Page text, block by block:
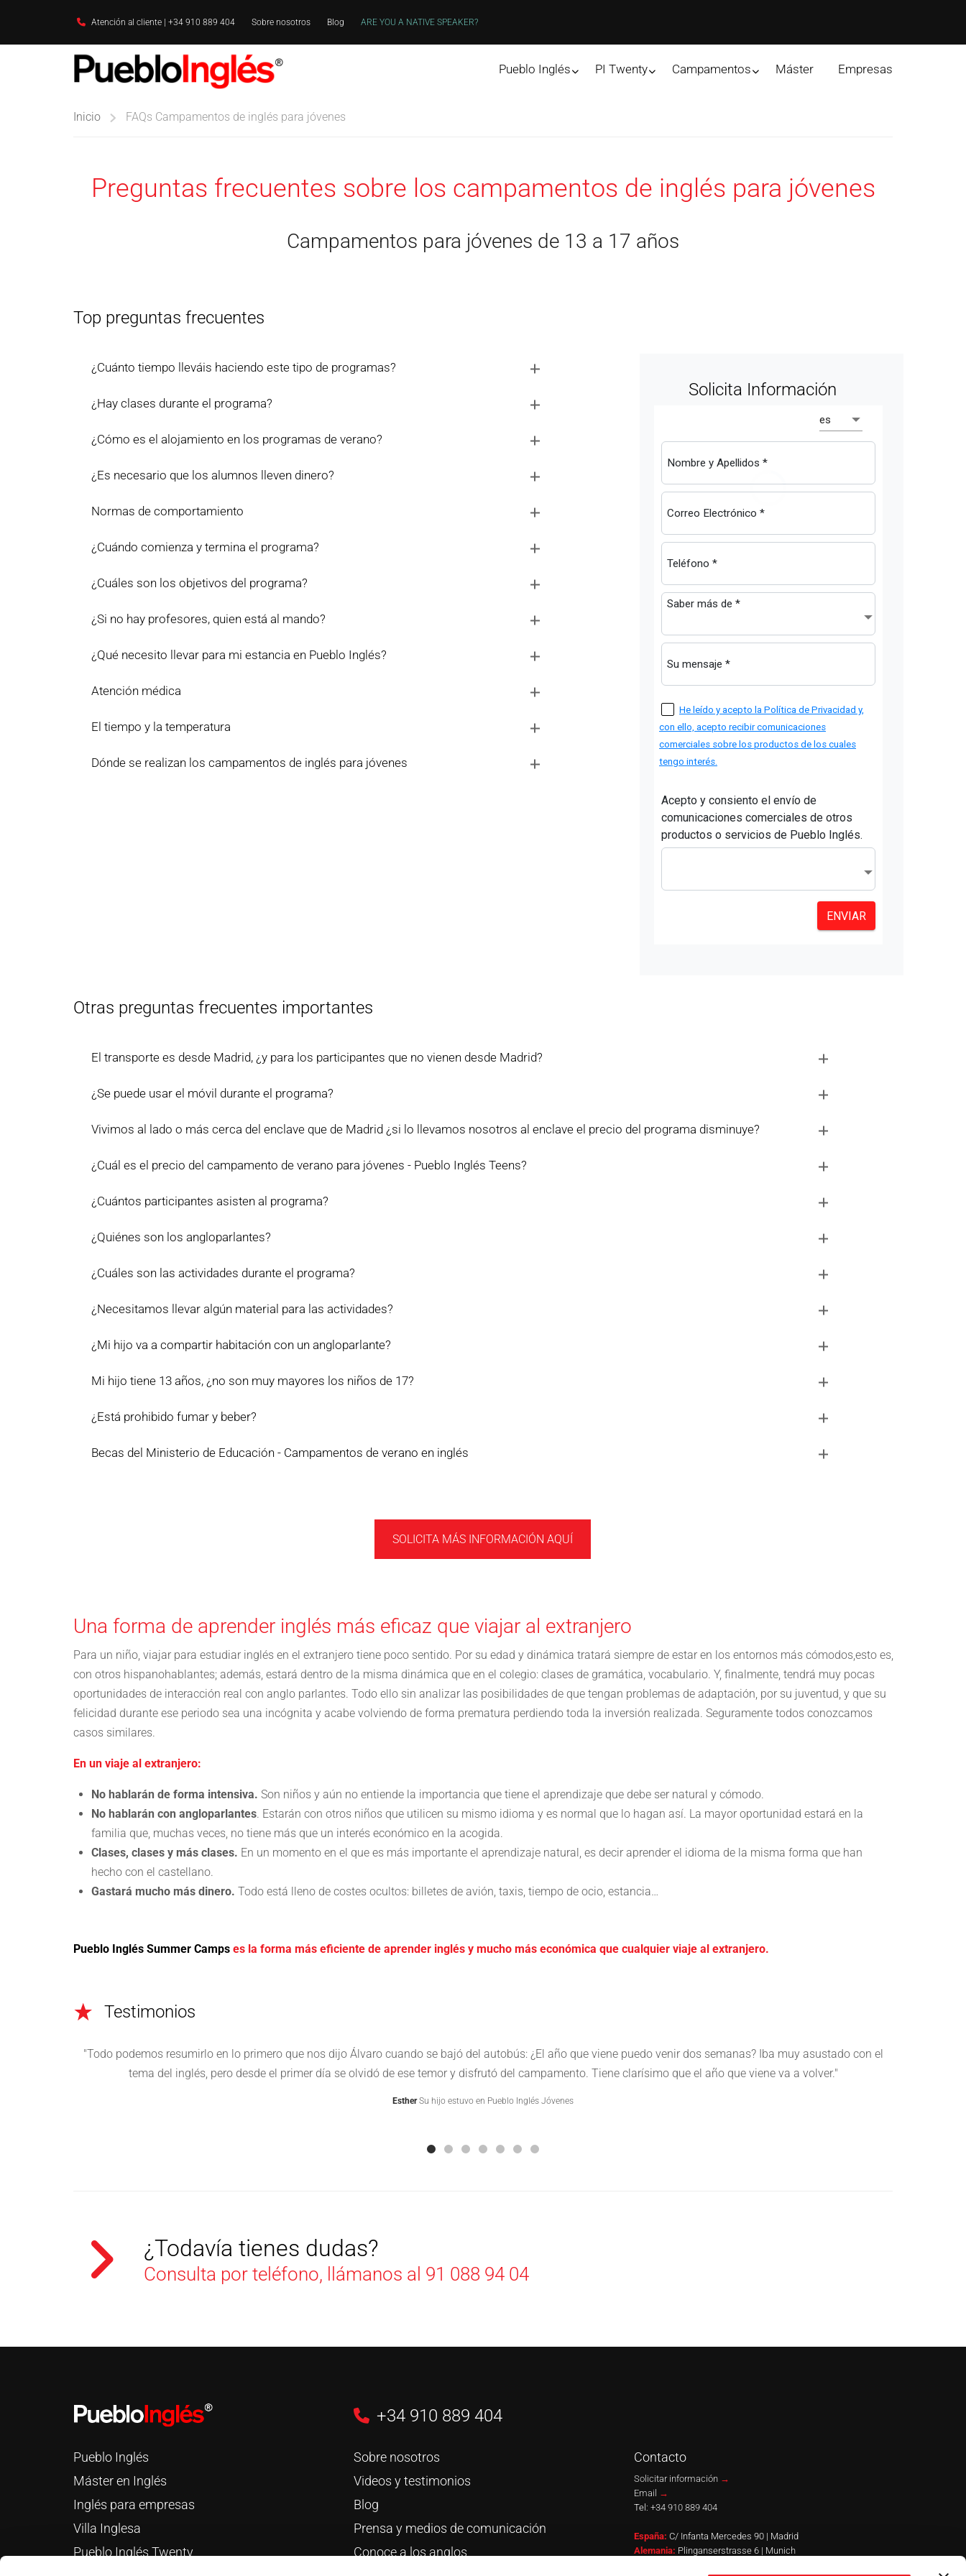
Atención al cliente | +34 910 889 404 Sobre nosotros Blog ARE YOU A NATIVE SPEAKER?
Pueblo Inglés PI Twenty Campamentos Máster Empresas
Inicio FAQs Campamentos de inglés para jóvenes
Preguntas frecuentes sobre los campamentos de inglés para jóvenes
Campamentos para jóvenes de 13 a 17 años
Top preguntas frecuentes
¿Cuánto tiempo lleváis haciendo este tipo de programas?
¿Hay clases durante el programa?
¿Cómo es el alojamiento en los programas de verano?
¿Es necesario que los alumnos lleven dinero?
Normas de comportamiento
¿Cuándo comienza y termina el programa?
¿Cuáles son los objetivos del programa?
¿Si no hay profesores, quien está al mando?
¿Qué necesito llevar para mi estancia en Pueblo Inglés?
Atención médica
El tiempo y la temperatura
Dónde se realizan los campamentos de inglés para jóvenes
Solicita Información
Otras preguntas frecuentes importantes
El transporte es desde Madrid, ¿y para los participantes que no vienen desde Madrid?
¿Se puede usar el móvil durante el programa?
Vivimos al lado o más cerca del enclave que de Madrid ¿si lo llevamos nosotros al enclave el precio del programa disminuye?
¿Cuál es el precio del campamento de verano para jóvenes - Pueblo Inglés Teens?
¿Cuántos participantes asisten al programa?
¿Quiénes son los angloparlantes?
¿Cuáles son las actividades durante el programa?
¿Necesitamos llevar algún material para las actividades?
¿Mi hijo va a compartir habitación con un angloparlante?
Mi hijo tiene 13 años, ¿no son muy mayores los niños de 17?
¿Está prohibido fumar y beber?
Becas del Ministerio de Educación - Campamentos de verano en inglés
SOLICITA MÁS INFORMACIÓN AQUÍ
Una forma de aprender inglés más eficaz que viajar al extranjero
Para un niño, viajar para estudiar inglés en el extranjero tiene poco sentido. Por su edad y dinámica tratará siempre de estar en los entornos más cómodos,esto es,
con otros hispanohablantes; además, estará dentro de la misma dinámica que en el colegio: clases de gramática, vocabulario. Y, finalmente, tendrá muy pocas
oportunidades de interacción real con anglo parlantes. Todo ello sin analizar las posibilidades de que tengan problemas de adaptación, por su juventud, y que su
felicidad durante ese periodo sea una incógnita y acabe volviendo de forma prematura perdiendo toda la inversión realizada. Seguramente todos conozcamos
casos similares.
En un viaje al extranjero:
No hablarán de forma intensiva. Son niños y aún no entiende la importancia que tiene el aprendizaje que debe ser natural y cómodo.
No hablarán con angloparlantes. Estarán con otros niños que utilicen su mismo idioma y es normal que lo hagan así. La mayor oportunidad estará en la
familia que, muchas veces, no tiene más que un interés económico en la acogida.
Clases, clases y más clases. En un momento en el que es más importante el aprendizaje natural, es decir aprender el idioma de la misma forma que han
hecho con el castellano.
Gastará mucho más dinero. Todo está lleno de costes ocultos: billetes de avión, taxis, tiempo de ocio, estancia…
Pueblo Inglés Summer Camps es la forma más eficiente de aprender inglés y mucho más económica que cualquier viaje al extranjero.
Testimonios
"Todo podemos resumirlo en lo primero que nos dijo Álvaro cuando se bajó del autobús: ¿El año que viene puedo venir dos semanas? Iba muy asustado con el
tema del inglés, pero desde el primer día se olvidó de ese temor y disfrutó del campamento. Tiene clarísimo que el año que viene va a volver."
Esther Su hijo estuvo en Pueblo Inglés Jóvenes
¿Todavía tienes dudas?
Consulta por teléfono, llámanos al 91 088 94 04
+34 910 889 404
Pueblo Inglés
Máster en Inglés
Inglés para empresas
Villa Inglesa
Pueblo Inglés Twenty
Sobre nosotros
Videos y testimonios
Blog
Prensa y medios de comunicación
Conoce a los anglos
Contacto
Solicitar información →
Email →
Tel: +34 910 889 404
España: C/ Infanta Mercedes 90 | Madrid
Alemania: Plinganserstrasse 6 | Munich